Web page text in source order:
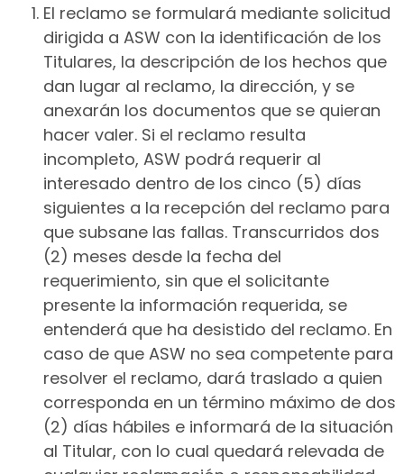
El reclamo se formulará mediante solicitud
dirigida a ASW con la identificación de los
Titulares, la descripción de los hechos que
dan lugar al reclamo, la dirección, y se
anexarán los documentos que se quieran
hacer valer. Si el reclamo resulta
incompleto, ASW podrá requerir al
interesado dentro de los cinco (5) días
siguientes a la recepción del reclamo para
que subsane las fallas. Transcurridos dos
(2) meses desde la fecha del
requerimiento, sin que el solicitante
presente la información requerida, se
entenderá que ha desistido del reclamo. En
caso de que ASW no sea competente para
resolver el reclamo, dará traslado a quien
corresponda en un término máximo de dos
(2) días hábiles e informará de la situación
al Titular, con lo cual quedará relevada de